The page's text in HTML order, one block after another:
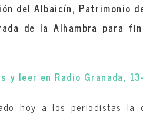
del Albaicín, Patrimonio
de la Alhambra para
y leer en Radio Granada,
hoy a los periodistas la